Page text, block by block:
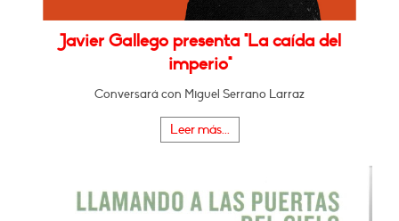
Javier Gallego presenta "La caída del
imperio"
Conversará con Miguel Serrano Larraz
Leer más...